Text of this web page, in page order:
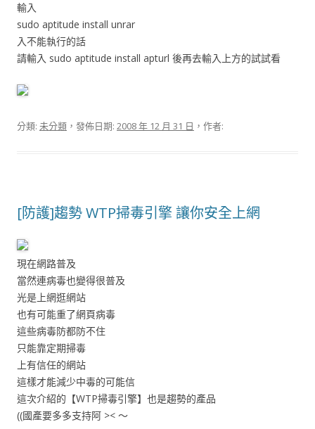
輸入
sudo aptitude install unrar
入不能執行的話
請輸入 sudo aptitude install apturl 後再去輸入上方的試試看
分類: 未分類 ，發佈日期: 2008 年 12 月 31 日 ，作者:
[防護]趨勢 WTP掃毒引擎 讓你安全上網
現在網路普及
當然連病毒也變得很普及
光是上網逛網站
也有可能重了網頁病毒
這些病毒防都防不住
只能靠定期掃毒
上有信任的網站
這樣才能減少中毒的可能信
這次介紹的【WTP掃毒引擎】也是趨勢的產品
((國產要多多支持阿 >< ～